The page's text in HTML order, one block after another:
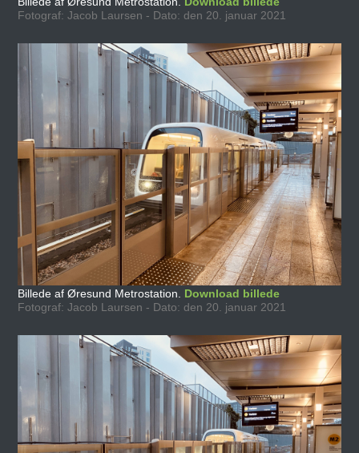
Fotograf: Jacob Laursen - Dato: den 20. januar 2021
Billede af Øresund Metrostation. Download billede
Fotograf: Jacob Laursen - Dato: den 20. januar 2021